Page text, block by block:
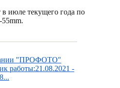
июле текущего года по
"ПРОФОТО"
работы:21.08.2021 -